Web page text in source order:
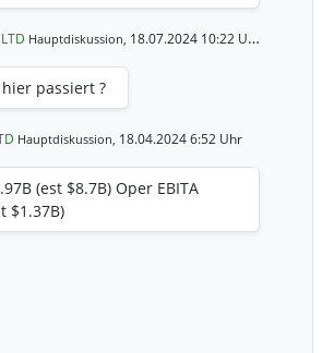
Hauptdiskussion, 18.07.2024 10:22 Uhr
passiert ?
Hauptdiskussion, 18.04.2024 6:52 Uhr
(est $8.7B) Oper EBITA
$1.37B)